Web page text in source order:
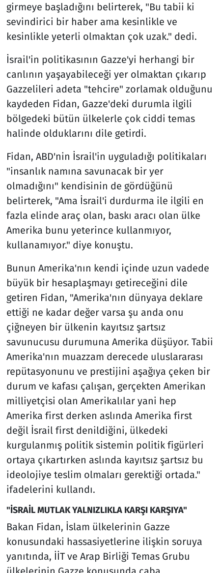
girmeye başladığını belirterek, "Bu tabii ki
sevindirici bir haber ama kesinlikle ve
kesinlikle yeterli olmaktan çok uzak." dedi.
İsrail'in politikasının Gazze'yi herhangi bir
canlının yaşayabileceği yer olmaktan çıkarıp
Gazzelileri adeta "tehcire" zorlamak olduğunu
kaydeden Fidan, Gazze'deki durumla ilgili
bölgedeki bütün ülkelerle çok ciddi temas
halinde olduklarını dile getirdi.
Fidan, ABD'nin İsrail'in uyguladığı politikaları
"insanlık namına savunacak bir yer
olmadığını" kendisinin de gördüğünü
belirterek, "Ama İsrail'i durdurma ile ilgili en
fazla elinde araç olan, baskı aracı olan ülke
Amerika bunu yeterince kullanmıyor,
kullanamıyor." diye konuştu.
Bunun Amerika'nın kendi içinde uzun vadede
büyük bir hesaplaşmayı getireceğini dile
getiren Fidan, "Amerika'nın dünyaya deklare
ettiği ne kadar değer varsa şu anda onu
çiğneyen bir ülkenin kayıtsız şartsız
savunucusu durumuna Amerika düşüyor. Tabii
Amerika'nın muazzam derecede uluslararası
repütasyonunu ve prestijini aşağıya çeken bir
durum ve kafası çalışan, gerçekten Amerikan
milliyetçisi olan Amerikalılar yani hep
Amerika first derken aslında Amerika first
değil İsrail first denildiğini, ülkedeki
kurgulanmış politik sistemin politik figürleri
ortaya çıkartırken aslında kayıtsız şartsız bu
ideolojiye teslim olmaları gerektiği ortada."
ifadelerini kullandı.
"İSRAİL MUTLAK YALNIZLIKLA KARŞI KARŞIYA"
Bakan Fidan, İslam ülkelerinin Gazze
konusundaki hassasiyetlerine ilişkin soruya
yanıtında, İİT ve Arap Birliği Temas Grubu